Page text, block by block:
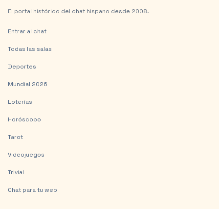
El portal histórico del chat hispano desde 2008.
Entrar al chat
Todas las salas
Deportes
Mundial 2026
Loterías
Horóscopo
Tarot
Videojuegos
Trivial
Chat para tu web